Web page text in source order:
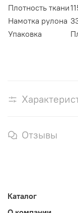
Плотность ткани
Намотка рулона
Упаковка
Отзывы
Каталог